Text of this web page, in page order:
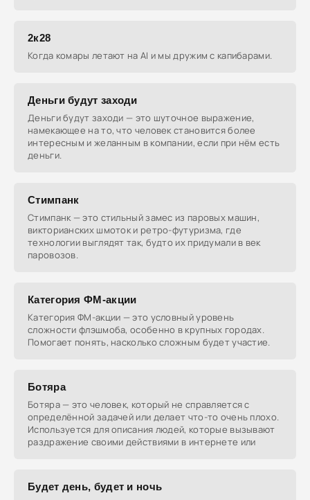
2к28
Когда комары летают на AI и мы дружим с капибарами.
Деньги будут заходи
Деньги будут заходи — это шуточное выражение,
намекающее на то, что человек становится более
интересным и желанным в компании, если при нём есть
деньги.
Стимпанк
Стимпанк — это стильный замес из паровых машин,
викторианских шмоток и ретро-футуризма, где
технологии выглядят так, будто их придумали в век
паровозов.
Категория ФМ-акции
Категория ФМ-акции — это условный уровень
сложности флэшмоба, особенно в крупных городах.
Помогает понять, насколько сложным будет участие.
Ботяра
Ботяра — это человек, который не справляется с
определённой задачей или делает что-то очень плохо.
Используется для описания людей, которые вызывают
раздражение своими действиями в интернете или
Будет день, будет и ночь